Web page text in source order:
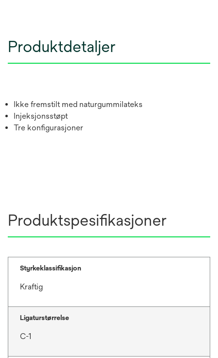
Produktdetaljer
Ikke fremstilt med naturgummilateks
Injeksjonsstøpt
Tre konfigurasjoner
Produktspesifikasjoner
Styrkeklassifikasjon
Kraftig
Ligaturstørrelse
C-1